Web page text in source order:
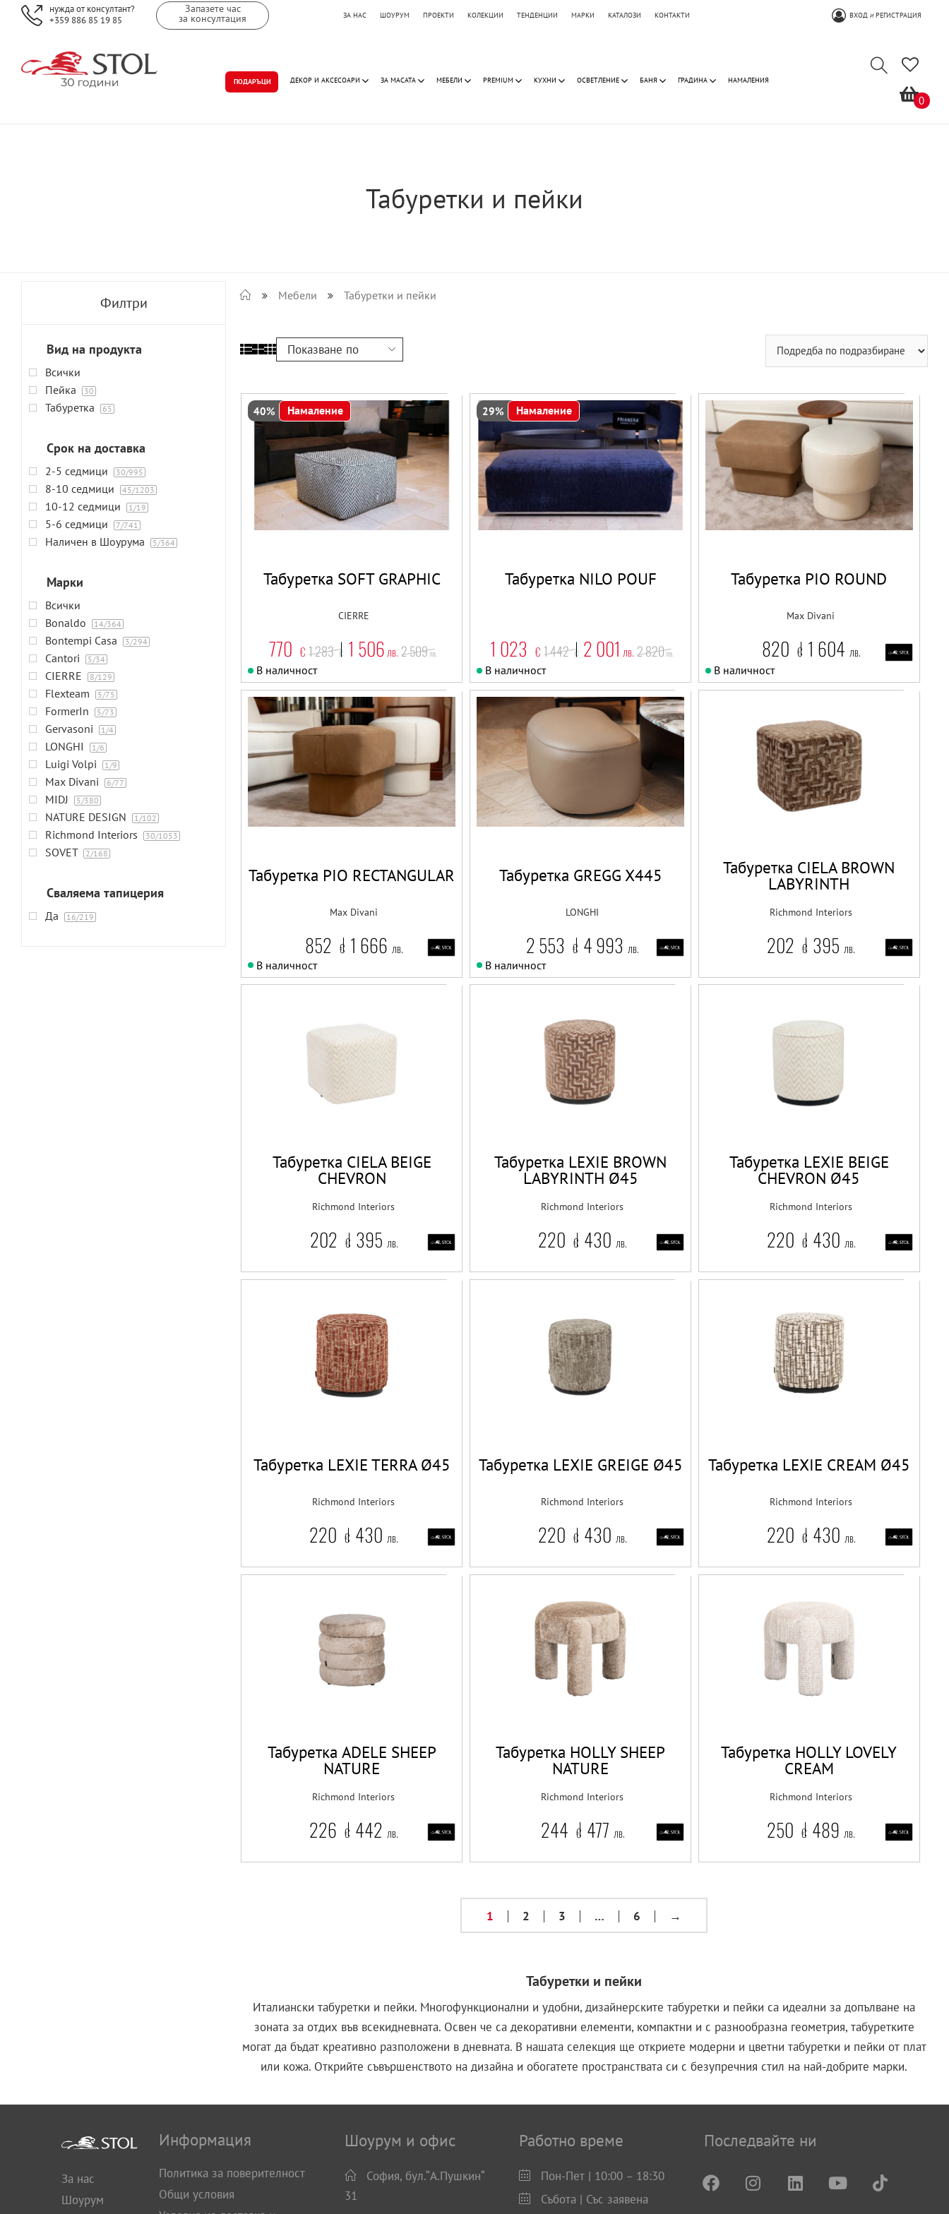
нужда от консултант?
+359 886 85 19 85
Запазете час
за консултация ЗА НАС ШОУРУМ ПРОЕКТИ КОЛЕКЦИИ ТЕНДЕНЦИИ МАРКИ КАТАЛОЗИ КОНТАКТИ ВХОДИРЕГИСТРАЦИЯ
ПОДАРЪЦИ ДЕКОР И АКСЕСОАРИ ЗА МАСАТА МЕБЕЛИ PREMIUM КУХНИ ОСВЕТЛЕНИЕ БАНЯ ГРАДИНА НАМАЛЕНИЯ
0
Табуретки и пейки
Филтри
Вид на продукта
Всички
Пейка
30
Табуретка 65
Срок на доставка
2-5 седмици 30/995
8-10 седмици 45/1203
10-12 седмици 1/19
5-6 седмици 7/741
Наличен в Шоурума 5/364
Марки
Всички
Bonaldo
14/364
Bontempi Casa 3/294
Cantori 5/34
CIERRE 8/129
Flexteam 5/75
FormerIn 5/73
Gervasoni 1/4
LONGHI 1/6
Luigi Volpi 1/9
Max Divani 6/77
MIDJ 5/380
NATURE DESIGN 1/102
Richmond Interiors 30/1053
SOVET 2/168
Сваляема тапицерия
Да 16/219
Мебели Табуретки и пейки
Показване по
40% Намаление
Табуретка SOFT GRAPHIC
CIERRE
770 € 1 283 € 1 506лв. 2 509лв.
В наличност
29% Намаление
Табуретка NILO POUF
1 023 € 1 442 € 2 001 лв. 2 820лв.
В наличност
Табуретка PIO ROUND
Max Divani
820 € 1 604 лв.
В наличност
Табуретка PIO RECTANGULAR
Max Divani
852 € 1 666 лв.
В наличност
Табуретка GREGG X445
LONGHI
2 553 € 4 993 лв.
В наличност
Табуретка CIELA BROWN
LABYRINTH
Richmond Interiors
202 € 395 лв.
Табуретка CIELA BEIGE
CHEVRON
Richmond Interiors
202 € 395 лв.
Табуретка LEXIE BROWN
LABYRINTH Ø45
Richmond Interiors
220 € 430 лв.
Табуретка LEXIE BEIGE
CHEVRON Ø45
Richmond Interiors
220 € 430 лв.
Табуретка LEXIE TERRA Ø45
Richmond Interiors
220 € 430 лв.
Табуретка LEXIE GREIGE Ø45
Richmond Interiors
220 € 430 лв.
Табуретка LEXIE CREAM Ø45
Richmond Interiors
220 € 430 лв.
Табуретка ADELE SHEEP
NATURE
Richmond Interiors
226 € 442 лв.
Табуретка HOLLY SHEEP
NATURE
Richmond Interiors
244 € 477 лв.
Табуретка HOLLY LOVELY
CREAM
Richmond Interiors
250 € 489 лв.
1 2 3 … 6 →
Табуретки и пейки
Италиански табуретки и пейки. Многофункционални и удобни, дизайнерските табуретки и пейки са идеални за допълване на
зоната за отдих във всекидневната. Освен че са декоративни елементи, компактни и с разнообразна геометрия, табуретките
могат да бъдат креативно разположени в дневната. В нашата селекция ще откриете модерни и цветни табуретки и пейки от плат
или кожа. Открийте съвършенството на дизайна и обогатете пространствата си с безупречния стил на най-добрите марки.
За нас
Шоурум
Информация
Политика за поверителност
Общи условия
Шоурум и офис
София, бул.“А.Пушкин“
31
Работно време
Пон-Пет | 10:00 – 18:30
Събота | Със заявена
Последвайте ни